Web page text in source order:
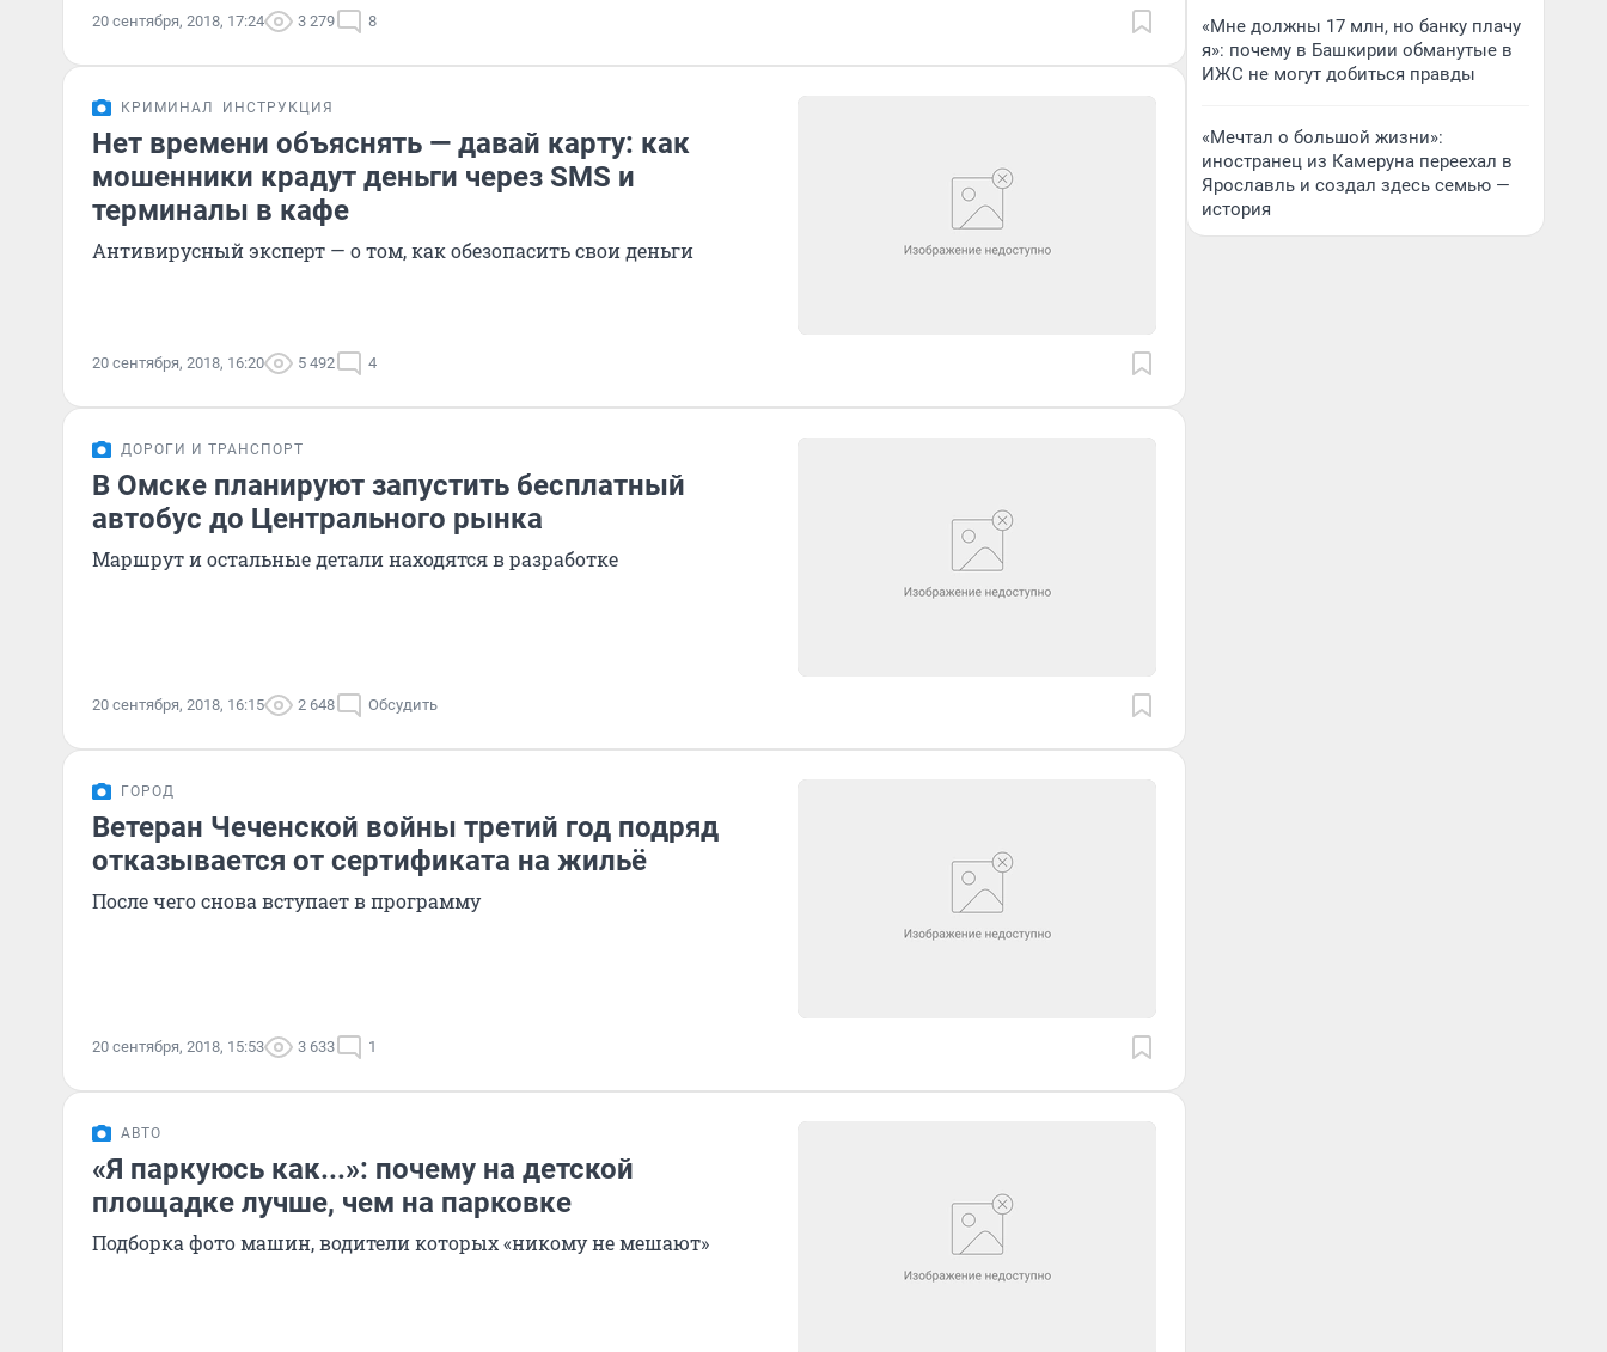
20 сентября, 2018, 17:24 3 279 8
КРИМИНАЛ ИНСТРУКЦИЯ
Нет времени объяснять — давай карту: как
мошенники крадут деньги через SMS и
терминалы в кафе
Антивирусный эксперт — о том, как обезопасить свои деньги
20 сентября, 2018, 16:20 5 492 4
ДОРОГИ И ТРАНСПОРТ
В Омске планируют запустить бесплатный
автобус до Центрального рынка
Маршрут и остальные детали находятся в разработке
20 сентября, 2018, 16:15 2 648 Обсудить
ГОРОД
Ветеран Чеченской войны третий год подряд
отказывается от сертификата на жильё
После чего снова вступает в программу
20 сентября, 2018, 15:53 3 633 1
АВТО
«Я паркуюсь как...»: почему на детской
площадке лучше, чем на парковке
Подборка фото машин, водители которых «никому не мешают»
«Мне должны 17 млн, но банку плачу
я»: почему в Башкирии обманутые в
ИЖС не могут добиться правды
«Мечтал о большой жизни»:
иностранец из Камеруна переехал в
Ярославль и создал здесь семью —
история